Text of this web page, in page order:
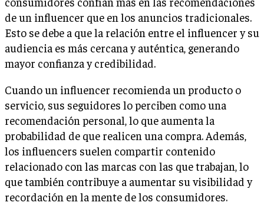
de un influencer que en los anuncios tradicionales.
Esto se debe a que la relación entre el influencer y su
audiencia es más cercana y auténtica, generando
mayor confianza y credibilidad.
Cuando un influencer recomienda un producto o
servicio, sus seguidores lo perciben como una
recomendación personal, lo que aumenta la
probabilidad de que realicen una compra. Además,
los influencers suelen compartir contenido
relacionado con las marcas con las que trabajan, lo
que también contribuye a aumentar su visibilidad y
recordación en la mente de los consumidores.